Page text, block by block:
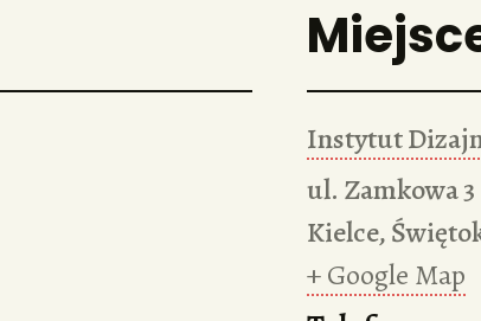
Instytut
ul. Zamkowa 3
Kielce,
+ Google Map